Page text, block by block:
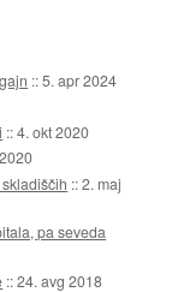
::5. apr 2024
::4. okt 2020
::2. maj
pa seveda
::24. avg 2018